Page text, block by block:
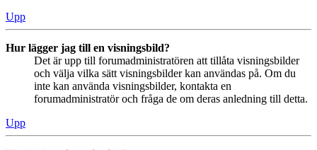
Upp
Hur lägger jag till en visningsbild?
Det är upp till forumadministratören att tillåta visningsbilder
och välja vilka sätt visningsbilder kan användas på. Om du
inte kan använda visningsbilder, kontakta en
forumadministratör och fråga de om deras anledning till detta.
Upp